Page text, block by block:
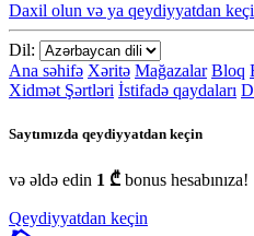
Daxil olun və ya qeydiyyatdan
Dil:
Ana səhifə Xəritə Mağazalar Bloq
Xidmət Şərtləri İstifadə qaydaları
Saytımızda qeydiyyatdan keçin
və əldə edin 1 ₾ bonus hesabınıza!
Qeydiyyatdan keçin